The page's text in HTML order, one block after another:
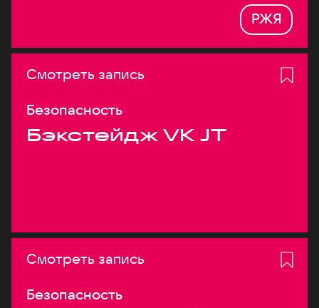
РЖЯ
Смотреть запись
Безопасность
Бэкстейдж VK JT
Смотреть запись
Безопасность